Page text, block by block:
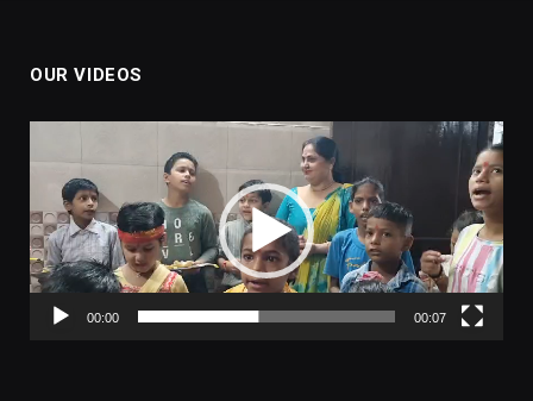
OUR VIDEOS
00:00 00:07